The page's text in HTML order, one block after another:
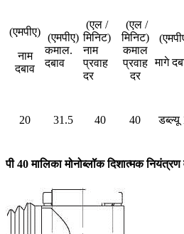
(एमपीए)
नाम
दबाव
(एमपीए)
कमाल.
दबाव
(एल /
मिनिट)
नाम
प्रवाह
दर
(एल /
मिनिट)
कमाल
प्रवाह
दर
मागे
20 31.5 40 40 डब्ल्यू
पी 40 मालिका मोनोब्लॉक दिशात्मक नियंत्रण